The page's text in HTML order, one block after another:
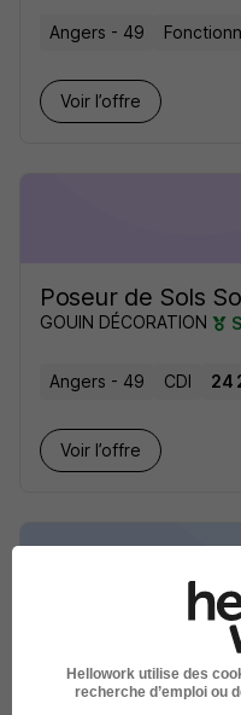
Angers - 49
Voir l’offre
Poseur de Sols
GOUIN DÉCORATION
Angers - 49 CDI 24
Voir l’offre
Professeur
Gestion H/F
CMA Pays de la Loire
Hellowork utilise des
recherche d’emploi ou